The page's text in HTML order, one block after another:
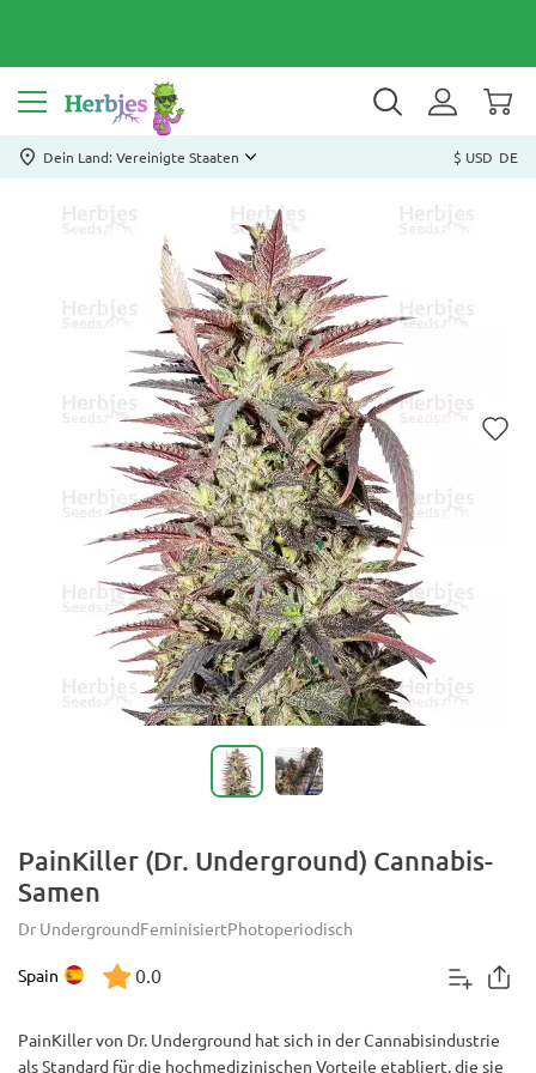
Dein Land: Vereinigte Staaten $ USD DE
PainKiller (Dr. Underground) Cannabis-
Samen
Dr UndergroundFeminisiertPhotoperiodisch
Spain 0.0
PainKiller von Dr. Underground hat sich in der Cannabisindustrie
als Standard für die hochmedizinischen Vorteile etabliert, die sie